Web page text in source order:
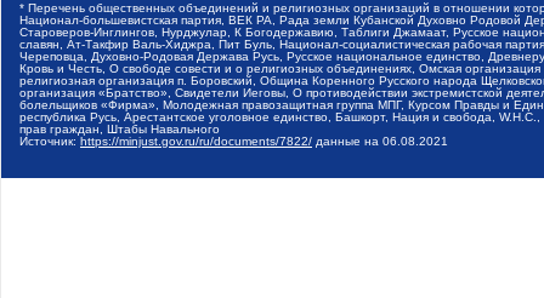
* Перечень общественных объединений и религиозных организаций в отношении
Национал-большевистская партия, ВЕК РА, Рада земли Кубанской Духовно Родовой
Староверов-Инглингов, Нурджулар, К Богодержавию, Таблиги Джамаат, Русское
славян, Ат-Такфир Валь-Хиджра, Пит Буль, Национал-социалистическая рабочая
Череповца, Духовно-Родовая Держава Русь, Русское национальное единство,
Кровь и Честь, О свободе совести и о религиозных объединениях, Омская
религиозная организация п. Боровский, Община Коренного Русского народа
организация «Братство», Свидетели Иеговы, О противодействии экстремистской
болельщиков «Фирма», Молодежная правозащитная группа МПГ, Курсом Правды и
республика Русь, Арестантское уголовное единство, Башкорт, Нация и свобода,
прав граждан, Штабы Навального
Источник: https://minjust.gov.ru/ru/documents/7822/ данные на 06.08.2021